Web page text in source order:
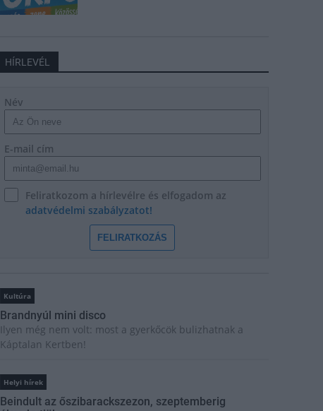
HÍRLEVÉL
Név
E-mail cím
Feliratkozom a hírlevélre és elfogadom az
adatvédelmi szabályzatot!
FELIRATKOZÁS
Kultúra
Brandnyúl mini disco
Ilyen még nem volt: most a gyerkőcök bulizhatnak a
Káptalan Kertben!
Helyi hírek
Beindult az őszibarackszezon, szeptemberig